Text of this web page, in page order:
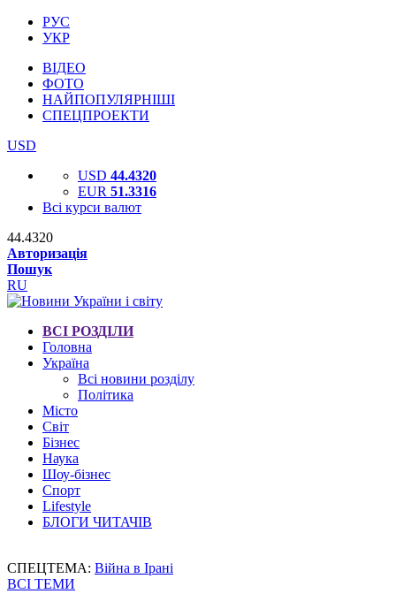
РУС
УКР
ВІДЕО
ФОТО
НАЙПОПУЛЯРНІШІ
СПЕЦПРОЕКТИ
USD
USD 44.4320
EUR 51.3316
Всі курси валют
44.4320
Авторизація
Пошук
RU
ВСІ РОЗДІЛИ
Головна
Україна
Всі новини розділу
Політика
Місто
Світ
Бізнес
Наука
Шоу-бізнес
Спорт
Lifestyle
БЛОГИ ЧИТАЧІВ
СПЕЦТЕМА: Війна в Ірані
ВСІ ТЕМИ